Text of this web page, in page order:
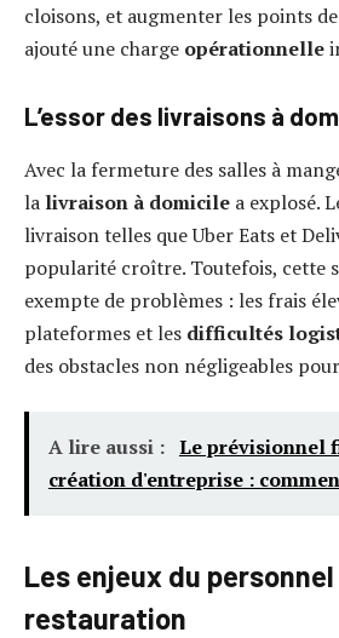
cloisons, et augmenter les points
ajouté une charge opérationnelle
L’essor des livraisons à
Avec la fermeture des salles à
la livraison à domicile a explosé.
livraison telles que Uber Eats et
popularité croître. Toutefois, cette
exempte de problèmes : les frais
plateformes et les difficultés
des obstacles non négligeables
A lire aussi : Le prévisionnel
création d'entreprise :
Les enjeux du
restauration